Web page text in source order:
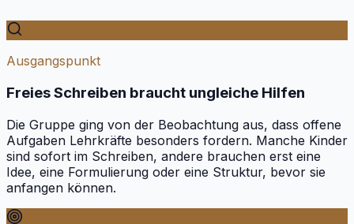
Ausgangspunkt
Freies Schreiben braucht ungleiche Hilfen
Die Gruppe ging von der Beobachtung aus, dass offene
Aufgaben Lehrkräfte besonders fordern. Manche Kinder
sind sofort im Schreiben, andere brauchen erst eine
Idee, eine Formulierung oder eine Struktur, bevor sie
anfangen können.